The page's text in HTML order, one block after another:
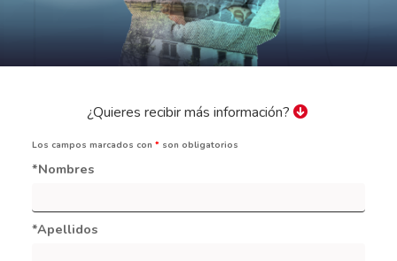
¿Quieres recibir más información?
Los campos marcados con *son obligatorios
*Nombres
*Apellidos